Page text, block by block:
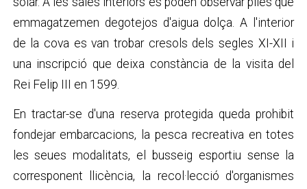
emmagatzemen degotejos d'aigua dolça. A l'interior
de la cova es van trobar cresols dels segles XI-XII i
una inscripció que deixa constància de la visita del
Rei Felip III en 1599.
En tractar-se d'una reserva protegida queda prohibit
fondejar embarcacions, la pesca recreativa en totes
les seues modalitats, el busseig esportiu sense la
corresponent llicència, la recol·lecció d'organismes